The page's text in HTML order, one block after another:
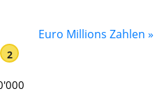
Euro Millions Zahlen »
2